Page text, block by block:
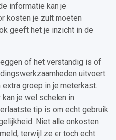
informatie kan je
kosten je zult moeten
geeft het je inzicht in de
of het verstandig is of
uitvoert.
groep in je meterkast.
kan je wel schelen in
tip is om echt gebruik
Niet alle onkosten
terwijl ze er toch echt